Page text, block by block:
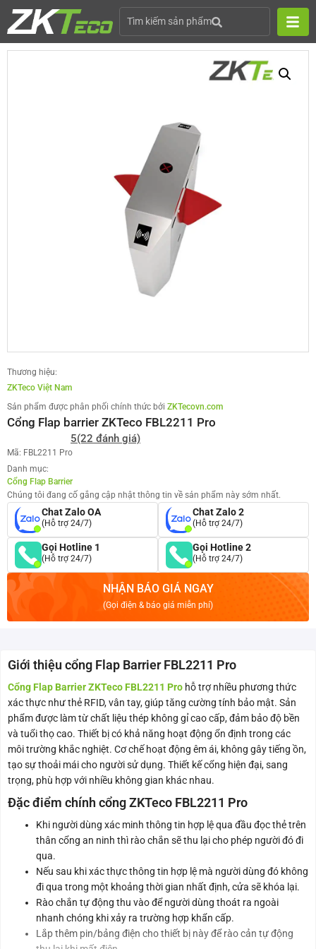
Tìm kiếm sản phẩm
Thương hiệu:
ZKTeco Việt Nam
Sản phẩm được phân phối chính thức bởi ZKTecovn.com
Cổng Flap barrier ZKTeco FBL2211 Pro
5(22 đánh giá)
Mã: FBL2211 Pro
Danh mục:
Cổng Flap Barrier
Chúng tôi đang cố gắng cập nhật thông tin về sản phẩm này sớm nhất.
Chat Zalo OA
(Hỗ trợ 24/7)
Chat Zalo 2
(Hỗ trợ 24/7)
Gọi Hotline 1
(Hỗ trợ 24/7)
Gọi Hotline 2
(Hỗ trợ 24/7)
NHẬN BÁO GIÁ NGAY
(Gọi điện & báo giá miễn phí)
Giới thiệu cổng Flap Barrier FBL2211 Pro
Cổng Flap Barrier ZKTeco FBL2211 Pro hỗ trợ nhiều phương thức
xác thực như thẻ RFID, vân tay, giúp tăng cường tính bảo mật. Sản
phẩm được làm từ chất liệu thép không gỉ cao cấp, đảm bảo độ bền
và tuổi thọ cao. Thiết bị có khả năng hoạt động ổn định trong các
môi trường khắc nghiệt. Cơ chế hoạt động êm ái, không gây tiếng ồn,
tạo sự thoải mái cho người sử dụng. Thiết kế cổng hiện đại, sang
trọng, phù hợp với nhiều không gian khác nhau.
Đặc điểm chính cổng ZKTeco FBL2211 Pro
Khi người dùng xác minh thông tin hợp lệ qua đầu đọc thẻ trên
thân cổng an ninh thì rào chắn sẽ thu lại cho phép người đó đi
qua.
Nếu sau khi xác thực thông tin hợp lệ mà người dùng đó không
đi qua trong một khoảng thời gian nhất định, cửa sẽ khóa lại.
Rào chắn tự động thu vào để người dùng thoát ra ngoài
nhanh chóng khi xảy ra trường hợp khẩn cấp.
Lắp thêm pin/bảng điện cho thiết bị này để rào cản tự động